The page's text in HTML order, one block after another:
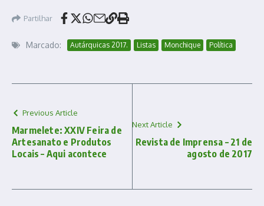
Partilhar
Marcado: Autárquicas 2017. Listas Monchique Política
Previous Article
Marmelete: XXIV Feira de
Artesanato e Produtos
Locais – Aqui acontece
Next Article
Revista de Imprensa – 21 de
agosto de 2017